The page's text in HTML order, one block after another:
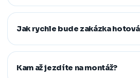
hmyzu. Vyrobíme řešení pro běžná,
Konečná cena se odvíjí od
vodicích lišt, rozměru oken i
Přesnou cenovou nabídku vám
Jak rychle bude zakázka
Standardní dodací lhůta je 7–14
zabere 1–2 hodiny, větší zakázky
Kam až jezdíte na montáž?